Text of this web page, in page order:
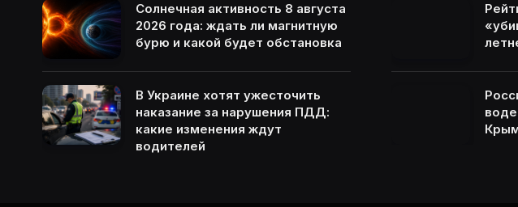
Солнечная активность 8 августа
2026 года: ждать ли магнитную
бурю и какой будет обстановка
В Украине хотят ужесточить
наказание за нарушения ПДД:
какие изменения ждут
водителей